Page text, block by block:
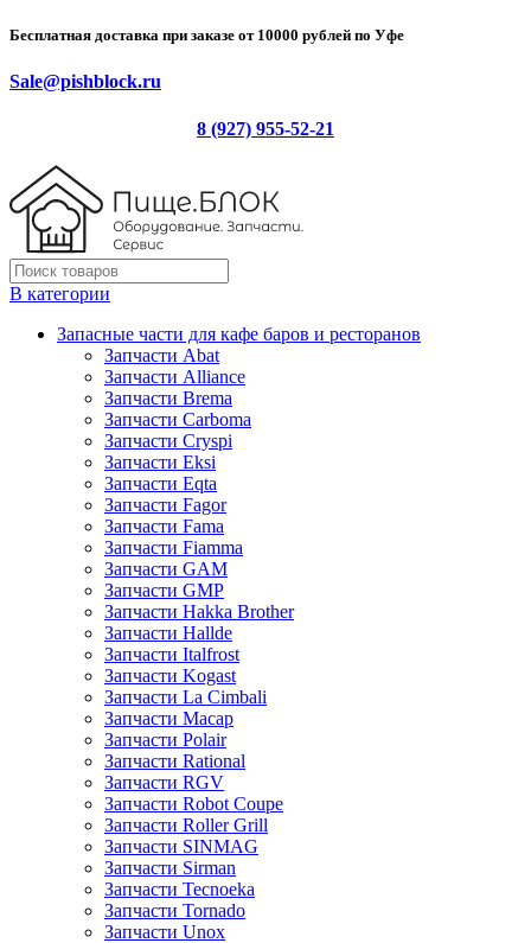
Бесплатная доставка при заказе от 10000 рублей по Уфе
Sale@pishblock.ru
8 (927) 955-52-21
В категории
Запасные части для кафе баров и ресторанов
Запчасти Abat
Запчасти Alliance
Запчасти Brema
Запчасти Carboma
Запчасти Cryspi
Запчасти Eksi
Запчасти Eqta
Запчасти Fagor
Запчасти Fama
Запчасти Fiamma
Запчасти GAM
Запчасти GMP
Запчасти Hakka Brother
Запчасти Hallde
Запчасти Italfrost
Запчасти Kogast
Запчасти La Cimbali
Запчасти Macap
Запчасти Polair
Запчасти Rational
Запчасти RGV
Запчасти Robot Coupe
Запчасти Roller Grill
Запчасти SINMAG
Запчасти Sirman
Запчасти Tecnoeka
Запчасти Tornado
Запчасти Unox